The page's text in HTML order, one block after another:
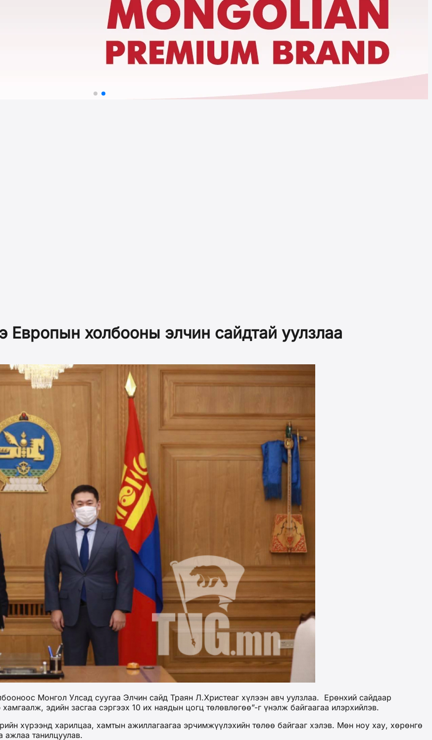
холбооны элчин сайдтай уулзлаа
Монгол Улсад суугаа Элчин сайд Траян Л.Христеаг хүлээн авч уулзлаа. Ерөнхий сайдаар
эдийн засгаа сэргээх 10 их наядын цогц төлөвлөгөө”-г үнэлж байгаагаа илэрхийлэв.
хүрээнд харилцаа, хамтын ажиллагаагаа эрчимжүүлэхийн төлөө байгааг хэлэв. Мөн ноу хау, хөрөнгө
ажлаа танилцуулав.